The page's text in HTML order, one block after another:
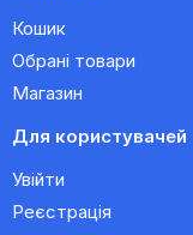
Кошик
Обрані товари
Магазин
Для користувачей
Увійти
Реєстрація